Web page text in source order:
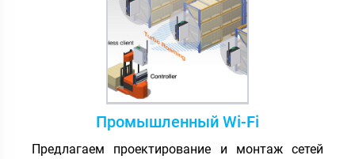
Промышленный Wi-Fi
Предлагаем проектирование и монтаж сетей